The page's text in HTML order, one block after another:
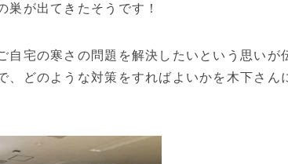
が出てきたそうです！
自宅の寒さの問題を解決したいという思いが
、どのような対策をすればよいかを木下さん